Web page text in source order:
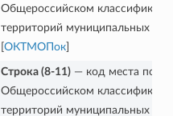
Общероссийском
территорий муниципальных
ОКТМОПок]
Строка (8-11)— код места
Общероссийском
территорий муниципальных